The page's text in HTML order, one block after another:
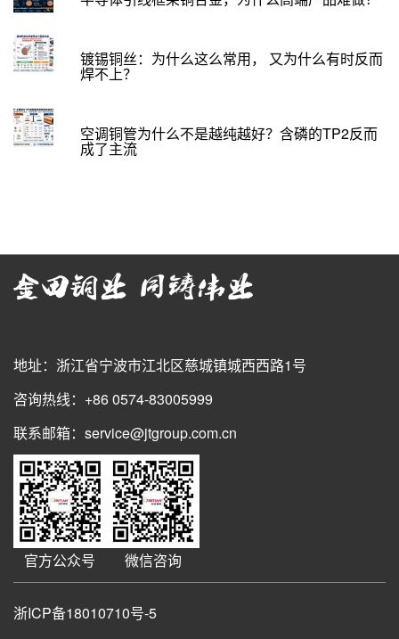
镀锡铜丝：为什么这么常用， 又为什么有时反而
焊不上？
空调铜管为什么不是越纯越好？含磷的TP2反而
成了主流
地址：浙江省宁波市江北区慈城镇城西西路1号
咨询热线：+86 0574-83005999
联系邮箱：service@jtgroup.com.cn
官方公众号 微信咨询
浙ICP备18010710号-5